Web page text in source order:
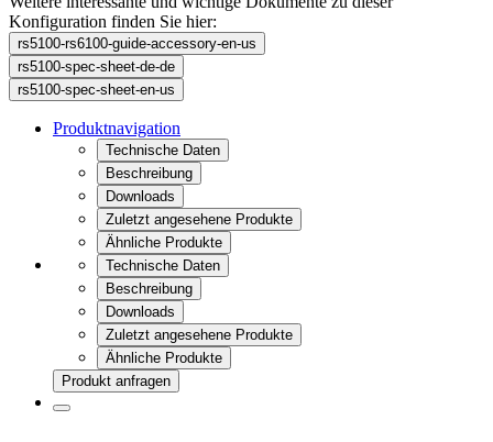
Konfiguration finden Sie hier:
rs5100-rs6100-guide-accessory-en-us
rs5100-spec-sheet-de-de
rs5100-spec-sheet-en-us
Produktnavigation
Technische Daten
Beschreibung
Downloads
Zuletzt angesehene Produkte
Ähnliche Produkte
Technische Daten
Beschreibung
Downloads
Zuletzt angesehene Produkte
Ähnliche Produkte
Produkt anfragen